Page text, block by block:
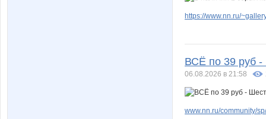
https://www.nn.ru/
ВСЁ по 39 руб
06.08.2026 в 21:58
www.nn.ru/community/